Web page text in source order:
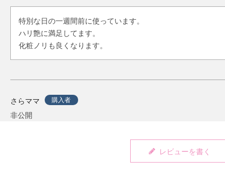
特別な日の一週間前に使っています。
ハリ艶に満足してます。
さらママ 購入者
非公開
レビューを書く